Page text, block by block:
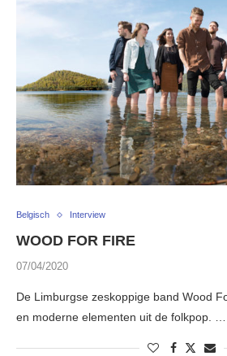
Belgisch Interview
WOOD FOR FIRE
07/04/2020
De Limburgse zeskoppige band Wood
en moderne elementen uit de folkpop. …